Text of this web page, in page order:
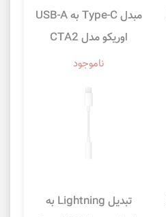
مبدل Type-C به USB-A
اوریکو مدل CTA2
ناموجود
تبدیل ‎Lightning به